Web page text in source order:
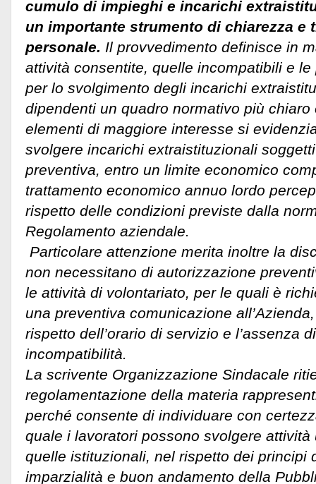
cumulo di impieghi e incarichi
un importante strumento di chiarezza e
personale. Il provvedimento definisce in
attività consentite, quelle incompatibili e
per lo svolgimento degli incarichi
dipendenti un quadro normativo più
elementi di maggiore interesse si
svolgere incarichi extraistituzionali
preventiva, entro un limite economico
trattamento economico annuo lordo
rispetto delle condizioni previste dalla
Regolamento aziendale.
Particolare attenzione merita inoltre la
non necessitano di autorizzazione
le attività di volontariato, per le quali è
una preventiva comunicazione
rispetto dell’orario di servizio e l’assenza
incompatibilità.
La scrivente Organizzazione Sindacale
regolamentazione della materia
perché consente di individuare con
quale i lavoratori possono svolgere attività
quelle istituzionali, nel rispetto dei principi
imparzialità e buon andamento della